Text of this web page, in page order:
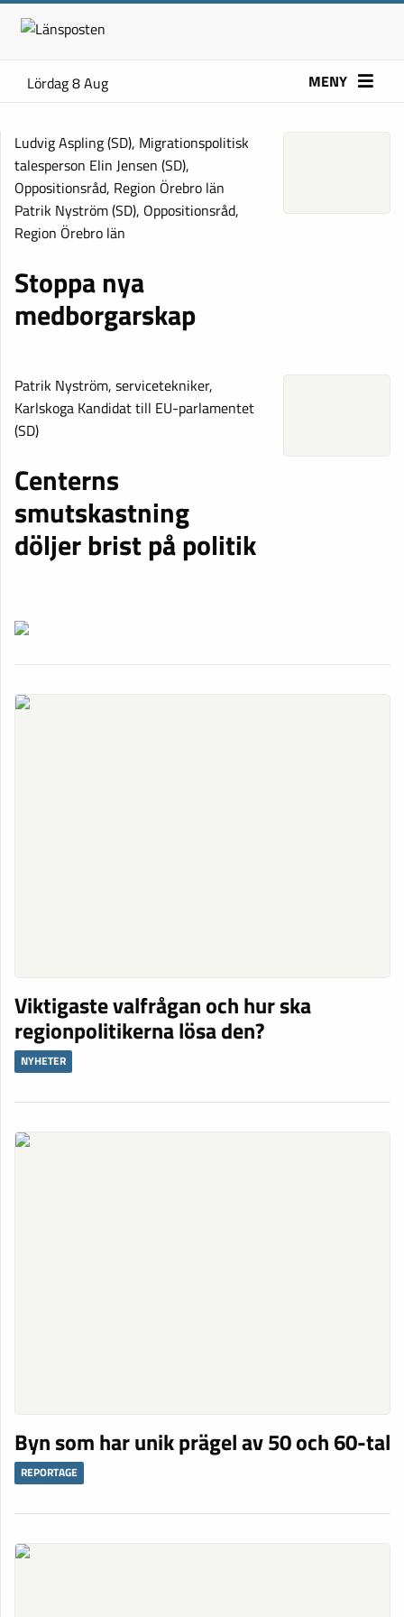
Lördag 8 Aug MENY
Ludvig Aspling (SD), Migrationspolitisk
talesperson Elin Jensen (SD),
Oppositionsråd, Region Örebro län
Patrik Nyström (SD), Oppositionsråd,
Region Örebro län
Stoppa nya
medborgarskap
Patrik Nyström, servicetekniker,
Karlskoga Kandidat till EU-parlamentet
(SD)
Centerns
smutskastning
döljer brist på politik
Viktigaste valfrågan och hur ska
regionpolitikerna lösa den?
NYHETER
Byn som har unik prägel av 50 och 60-tal
REPORTAGE